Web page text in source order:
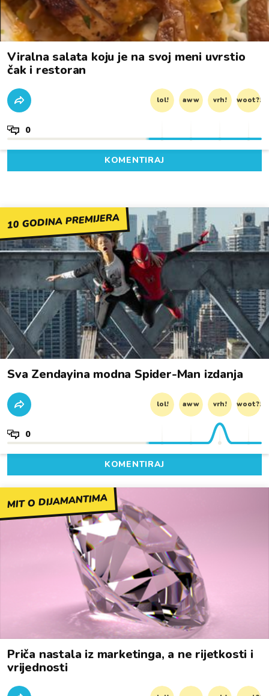
Viralna salata koju je na svoj meni uvrstio
čak i restoran
lol! aww vrh! woot?!
0
KOMENTIRAJ
10 GODINA PREMIJERA
Sva Zendayina modna Spider-Man izdanja
lol! aww vrh! woot?!
0
KOMENTIRAJ
MIT O DIJAMANTIMA
Priča nastala iz marketinga, a ne rijetkosti i
vrijednosti